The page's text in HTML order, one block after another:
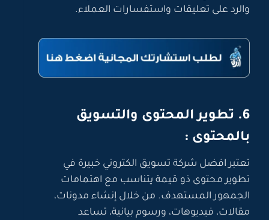
والرد على تعليقات واستفسارات العملاء.
6. تطوير المحتوى والتسويق
بالمحتوى :
تعتبر افضل شركة تسويق الكتروني خبيرة في
تطوير محتوى ذو قيمة يتناسب مع اهتمامات
الجمهور المستهدف. من خلال إنشاء مدونات،
مقالات، فيديوهات، ورسوم بيانية، تساعد